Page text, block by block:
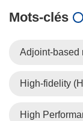
Mots‑clés
Adjoint-based
High-fidelity
High